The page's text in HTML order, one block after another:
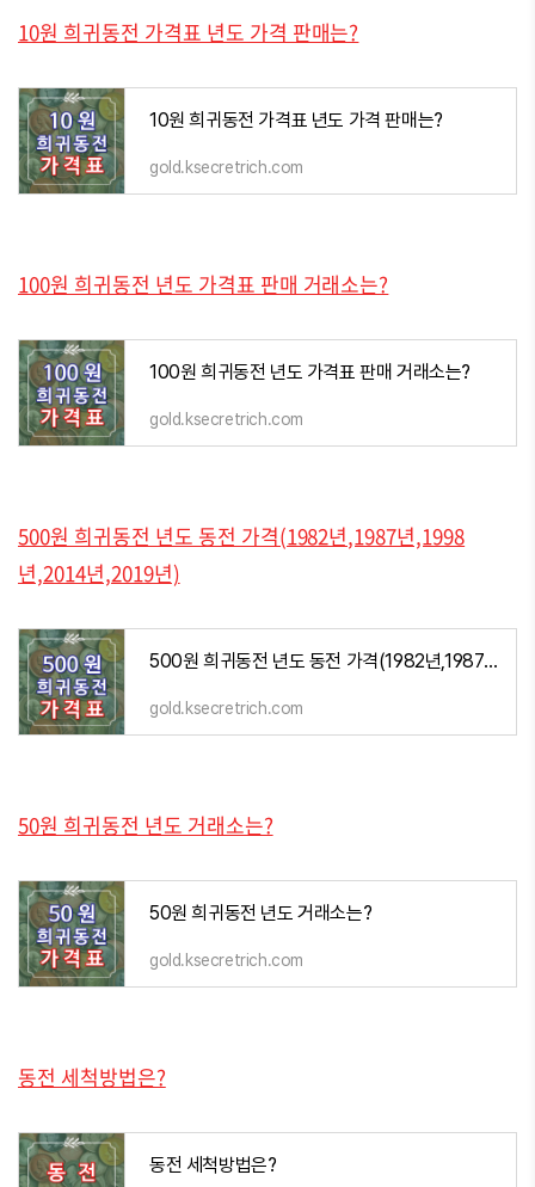
10원 희귀동전 가격표 년도 가격 판매는?
10원 희귀동전 가격표 년도 가격 판매는?
gold.ksecretrich.com
100원 희귀동전 년도 가격표 판매 거래소는?
100원 희귀동전 년도 가격표 판매 거래소는?
gold.ksecretrich.com
500원 희귀동전 년도 동전 가격(1982년,1987년,1998
년,2014년,2019년)
500원 희귀동전 년도 동전 가격(1982년,1987년,1998년,2014년,2019년)
gold.ksecretrich.com
50원 희귀동전 년도 거래소는?
50원 희귀동전 년도 거래소는?
gold.ksecretrich.com
동전 세척방법은?
동전 세척방법은?